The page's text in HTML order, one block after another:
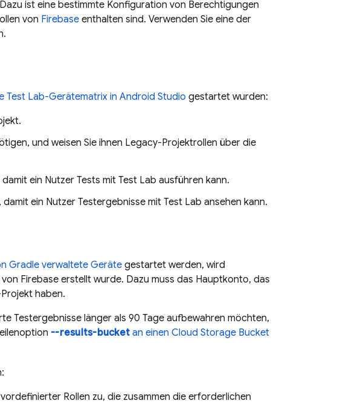
ist eine bestimmte Konfiguration von Berechtigungen
von Firebase enthalten sind. Verwenden Sie eine der
Test Lab-Gerätematrix in Android Studio gestartet wurden:
und weisen Sie ihnen Legacy-Projektrollen über die
damit ein Nutzer Tests mit Test Lab ausführen kann.
damit ein Nutzer Testergebnisse mit Test Lab ansehen kann.
Gradle verwaltete Geräte gestartet werden, wird
Firebase erstellt wurde. Dazu muss das Hauptkonto, das
haben.
Testergebnisse länger als 90 Tage aufbewahren möchten,
--results-bucket an einen Cloud Storage Bucket
Rollen zu, die zusammen die erforderlichen